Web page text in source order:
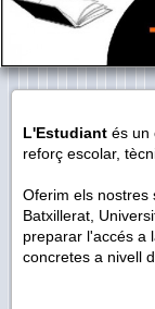
L'Estudiant és un
reforç escolar,
Oferim els nostres
Batxillerat,
preparar l'accés a
concretes a nivell